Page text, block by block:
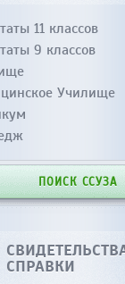
11 классов
9 классов
Училище
ПОИСК ССУЗА
СПРАВКИ